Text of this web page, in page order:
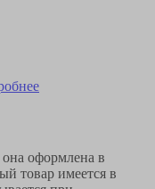
она оформлена в
товар имеется в